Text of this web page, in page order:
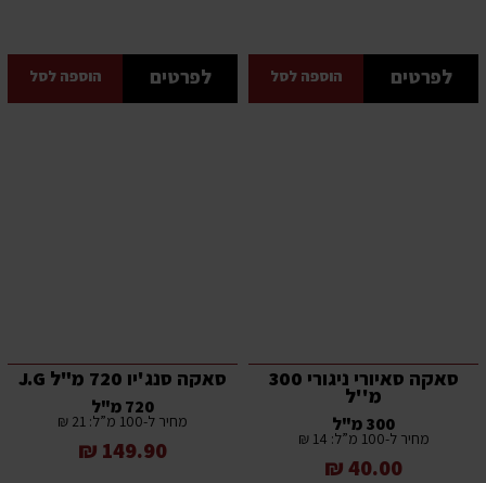
לפרטים הוספה לסל לפרטים הוספה לסל
סאקה סאיורי ניגורי 300
מ''ל
300 מ"ל
מחיר ל-100 מ”ל: 14 ₪
40.00 ₪
סאקה סנג'יו 720 מ"ל J.G
720 מ"ל
מחיר ל-100 מ”ל: 21 ₪
149.90 ₪